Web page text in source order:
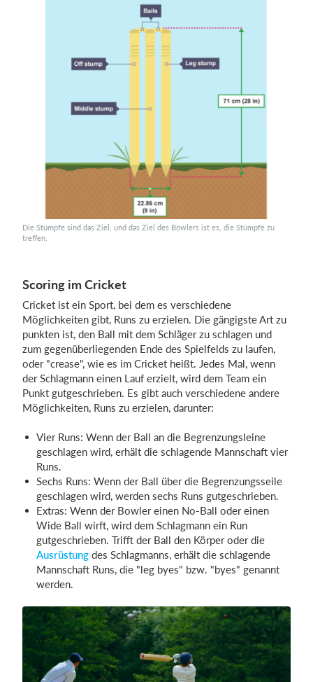
Die Stümpfe sind das Ziel, und das Ziel des Bowlers ist es, die Stümpfe zu
treffen.
Scoring im Cricket
Cricket ist ein Sport, bei dem es verschiedene
Möglichkeiten gibt, Runs zu erzielen. Die gängigste Art zu
punkten ist, den Ball mit dem Schläger zu schlagen und
zum gegenüberliegenden Ende des Spielfelds zu laufen,
oder "crease", wie es im Cricket heißt. Jedes Mal, wenn
der Schlagmann einen Lauf erzielt, wird dem Team ein
Punkt gutgeschrieben. Es gibt auch verschiedene andere
Möglichkeiten, Runs zu erzielen, darunter:
Vier Runs: Wenn der Ball an die Begrenzungsleine
geschlagen wird, erhält die schlagende Mannschaft vier
Runs.
Sechs Runs: Wenn der Ball über die Begrenzungsseile
geschlagen wird, werden sechs Runs gutgeschrieben.
Extras: Wenn der Bowler einen No-Ball oder einen
Wide Ball wirft, wird dem Schlagmann ein Run
gutgeschrieben. Trifft der Ball den Körper oder die
Ausrüstung des Schlagmanns, erhält die schlagende
Mannschaft Runs, die "leg byes" bzw. "byes" genannt
werden.